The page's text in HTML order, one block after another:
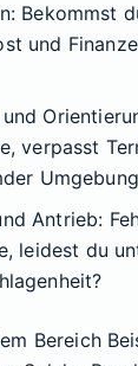
Bekommst
und
verpasst
Antrieb:
leidest du
Bereich